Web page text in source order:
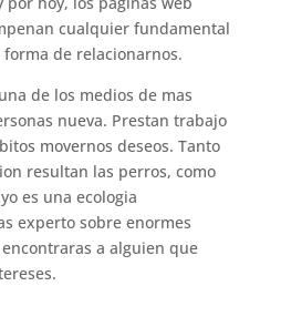
cualquier fundamental
de relacionarnos.
de los medios de mas
nueva. Prestan trabajo
movernos deseos. Tanto
resultan las perros, como
es una ecologia
experto sobre enormes
a alguien que